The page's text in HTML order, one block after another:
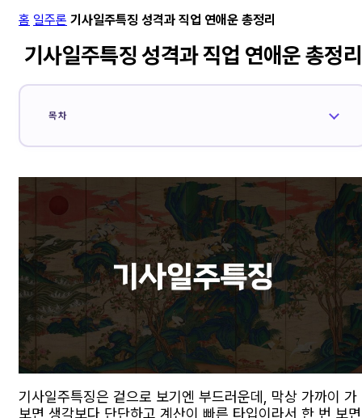
홈 일주론 기사일주특징 성격과 직업 연애운 총정리
기사일주특징 성격과 직업 연애운 총정리
목차
기사일주특징은 겉으로 보기엔 부드러운데, 막상 가까이 가
보면 생각보다 단단하고 계산이 빠른 타입이라서 한 번 보면